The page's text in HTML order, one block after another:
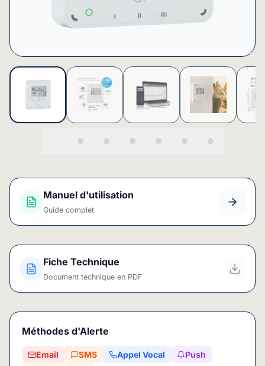
Manuel d'utilisation
Guide complet
Fiche Technique
Document technique en PDF
Méthodes d'Alerte
Email SMS Appel Vocal
Push